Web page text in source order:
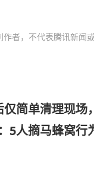
者，不代表腾讯新闻
简单清理现场
5人摘马蜂窝行